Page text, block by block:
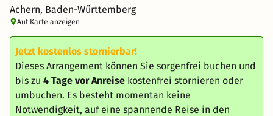
Achern, Baden-Württemberg
Auf Karte anzeigen
Jetzt kostenlos stornierbar!
Dieses Arrangement können Sie sorgenfrei buchen und
bis zu 4 Tage vor Anreise kostenfrei stornieren oder
umbuchen. Es besteht momentan keine
Notwendigkeit, auf eine spannende Reise in den